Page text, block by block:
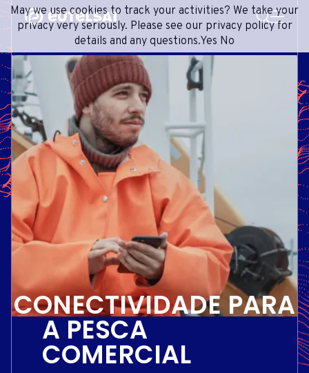
Content
Menu
Footer
SERVIÇOS DE SATÉLITE
REDE DE SATÉLITES
GRUPO
INVESTIDORES
MÍDIA
ENTRE EM CONTATO
EXTRANET
ADVANCE PORTAL
ONEWEB LEO PARTNER PORTAL
FRENCH
ENGLISH
PORTUGUESE
SPANISH
PESQUISA
CONECTIVIDADE PARA
A PESCA
COMERCIAL
May we use cookies to track your activities? We take your
privacy very seriously. Please see our privacy policy for
details and any questions.Yes No